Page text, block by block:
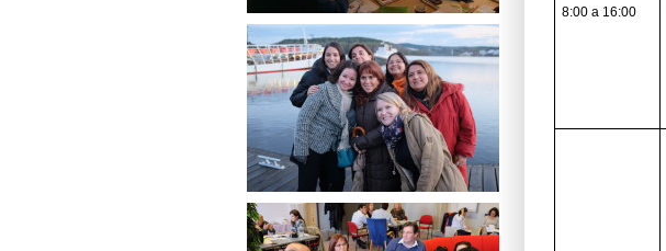
8:00 a 16:00